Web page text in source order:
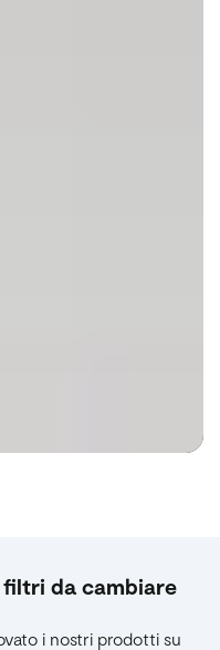
da cambiare
i nostri prodotti su